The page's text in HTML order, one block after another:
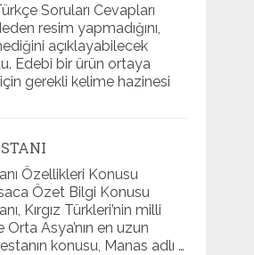
Soruları Cevapları
resim yapmadığını,
açıklayabilecek
Edebi bir ürün ortaya
gerekli kelime hazinesi
Özellikleri Konusu
Özet Bilgi Konusu
Kırgız Türkleri’nin milli
Orta Asya’nın en uzun
konusu, Manas adlı …